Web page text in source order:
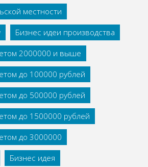
местности
Бизнес идеи производства
2000000 и выше
до 100000 рублей
до 500000 рублей
до 1500000 рублей
до 3000000
Бизнес идея